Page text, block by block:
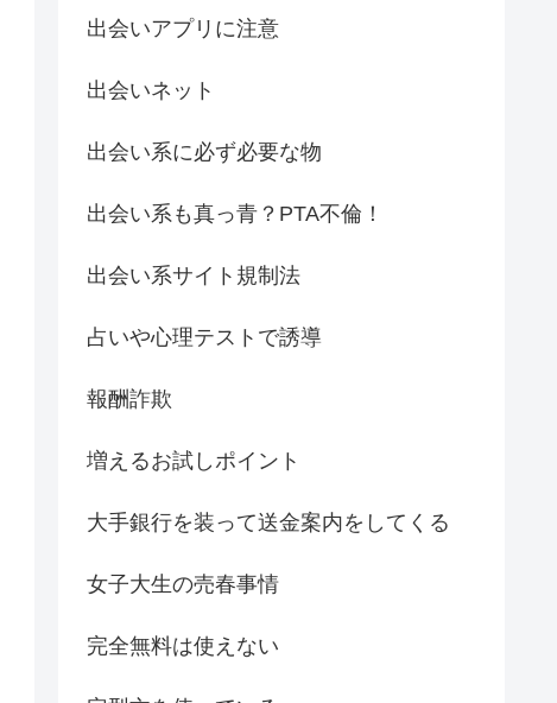
出会いアプリに注意
出会いネット
出会い系に必ず必要な物
出会い系も真っ青？PTA不倫！
出会い系サイト規制法
占いや心理テストで誘導
報酬詐欺
増えるお試しポイント
大手銀行を装って送金案内をしてくる
女子大生の売春事情
完全無料は使えない